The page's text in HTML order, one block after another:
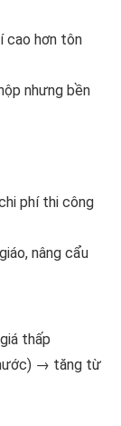
cao hơn tôn
nhưng bền
phí thi công
nâng cẩu
thấp
→ tăng từ